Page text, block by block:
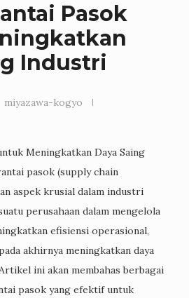
Pasok
Industri
miyazawa-kogyo
Meningkatkan Daya Saing
pasok (supply chain
aspek krusial dalam industri
perusahaan dalam mengelola
efisiensi operasional,
akhirnya meningkatkan daya
ini akan membahas berbagai
pasok yang efektif untuk